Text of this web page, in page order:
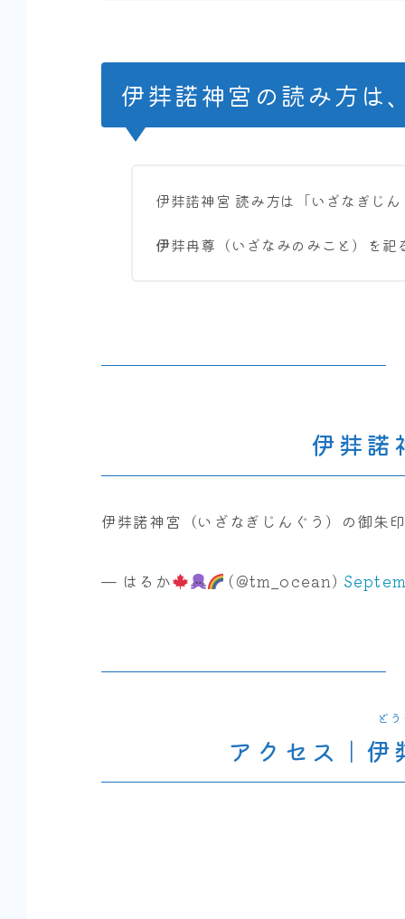
伊弉諾神宮の読み方は
伊弉諾神宮 読み方は「いざなぎじ
伊弉冉尊（いざなみのみこと）を
伊弉諾
伊弉諾神宮（いざなぎじんぐう）の御朱
— はるか (@tm_ocean)
ど
アクセス｜伊